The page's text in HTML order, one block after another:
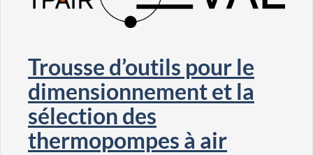
Trousse d’outils pour le
dimensionnement et la
sélection des
thermopompes à air